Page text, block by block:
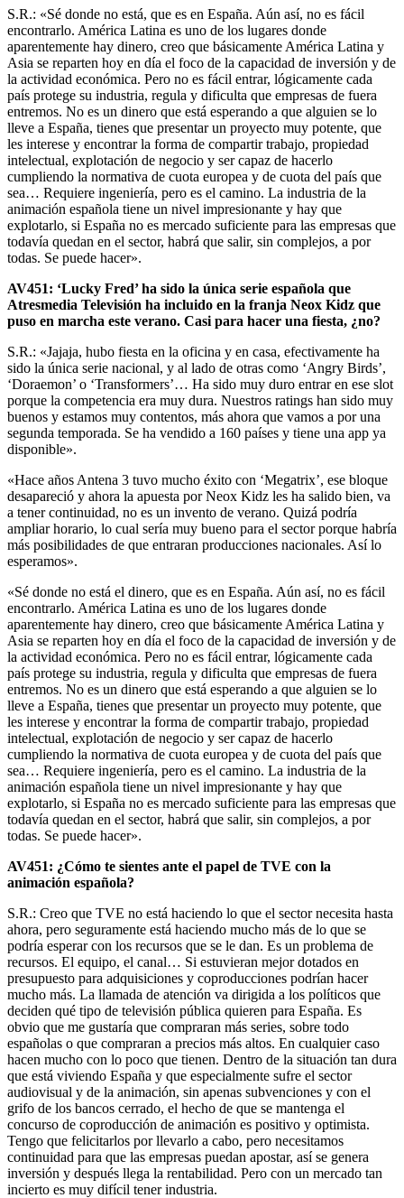
S.R.: «Sé donde no está, que es en España. Aún así, no es fácil
encontrarlo. América Latina es uno de los lugares donde
aparentemente hay dinero, creo que básicamente América Latina y
Asia se reparten hoy en día el foco de la capacidad de inversión y de
la actividad económica. Pero no es fácil entrar, lógicamente cada
país protege su industria, regula y dificulta que empresas de fuera
entremos. No es un dinero que está esperando a que alguien se lo
lleve a España, tienes que presentar un proyecto muy potente, que
les interese y encontrar la forma de compartir trabajo, propiedad
intelectual, explotación de negocio y ser capaz de hacerlo
cumpliendo la normativa de cuota europea y de cuota del país que
sea… Requiere ingeniería, pero es el camino. La industria de la
animación española tiene un nivel impresionante y hay que
explotarlo, si España no es mercado suficiente para las empresas que
todavía quedan en el sector, habrá que salir, sin complejos, a por
todas. Se puede hacer».
AV451: ‘Lucky Fred’ ha sido la única serie española que
Atresmedia Televisión ha incluido en la franja Neox Kidz que
puso en marcha este verano. Casi para hacer una fiesta, ¿no?
S.R.: «Jajaja, hubo fiesta en la oficina y en casa, efectivamente ha
sido la única serie nacional, y al lado de otras como ‘Angry Birds’,
‘Doraemon’ o ‘Transformers’… Ha sido muy duro entrar en ese slot
porque la competencia era muy dura. Nuestros ratings han sido muy
buenos y estamos muy contentos, más ahora que vamos a por una
segunda temporada. Se ha vendido a 160 países y tiene una app ya
disponible».
«Hace años Antena 3 tuvo mucho éxito con ‘Megatrix’, ese bloque
desapareció y ahora la apuesta por Neox Kidz les ha salido bien, va
a tener continuidad, no es un invento de verano. Quizá podría
ampliar horario, lo cual sería muy bueno para el sector porque habría
más posibilidades de que entraran producciones nacionales. Así lo
esperamos».
«Sé donde no está el dinero, que es en España. Aún así, no es fácil
encontrarlo. América Latina es uno de los lugares donde
aparentemente hay dinero, creo que básicamente América Latina y
Asia se reparten hoy en día el foco de la capacidad de inversión y de
la actividad económica. Pero no es fácil entrar, lógicamente cada
país protege su industria, regula y dificulta que empresas de fuera
entremos. No es un dinero que está esperando a que alguien se lo
lleve a España, tienes que presentar un proyecto muy potente, que
les interese y encontrar la forma de compartir trabajo, propiedad
intelectual, explotación de negocio y ser capaz de hacerlo
cumpliendo la normativa de cuota europea y de cuota del país que
sea… Requiere ingeniería, pero es el camino. La industria de la
animación española tiene un nivel impresionante y hay que
explotarlo, si España no es mercado suficiente para las empresas que
todavía quedan en el sector, habrá que salir, sin complejos, a por
todas. Se puede hacer».
AV451: ¿Cómo te sientes ante el papel de TVE con la
animación española?
S.R.: Creo que TVE no está haciendo lo que el sector necesita hasta
ahora, pero seguramente está haciendo mucho más de lo que se
podría esperar con los recursos que se le dan. Es un problema de
recursos. El equipo, el canal… Si estuvieran mejor dotados en
presupuesto para adquisiciones y coproducciones podrían hacer
mucho más. La llamada de atención va dirigida a los políticos que
deciden qué tipo de televisión pública quieren para España. Es
obvio que me gustaría que compraran más series, sobre todo
españolas o que compraran a precios más altos. En cualquier caso
hacen mucho con lo poco que tienen. Dentro de la situación tan dura
que está viviendo España y que especialmente sufre el sector
audiovisual y de la animación, sin apenas subvenciones y con el
grifo de los bancos cerrado, el hecho de que se mantenga el
concurso de coproducción de animación es positivo y optimista.
Tengo que felicitarlos por llevarlo a cabo, pero necesitamos
continuidad para que las empresas puedan apostar, así se genera
inversión y después llega la rentabilidad. Pero con un mercado tan
incierto es muy difícil tener industria.